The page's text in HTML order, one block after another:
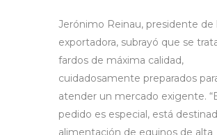
Jerónimo Reinau, presidente de
exportadora, subrayó que se
fardos de máxima calidad,
cuidadosamente preparados
atender un mercado exigente.
pedido es especial, está
alimentación de equinos de alta